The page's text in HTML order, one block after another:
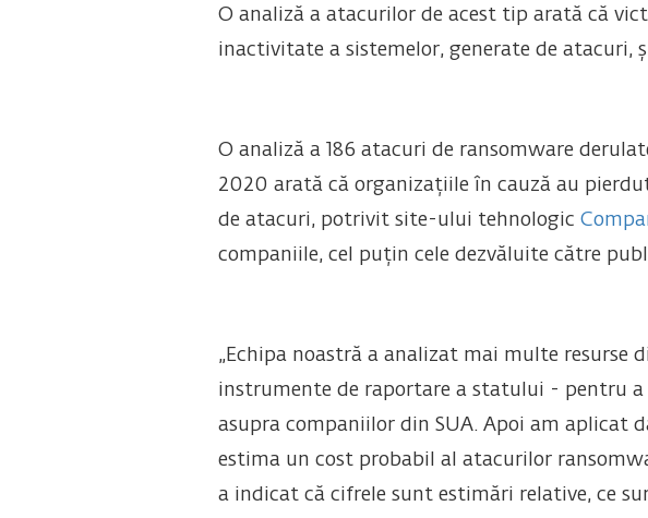
O analiză a atacurilor de acest tip arată că
inactivitate a sistemelor, generate de atacuri,
O analiză a 186 atacuri de ransomware
2020 arată că organizațiile în cauză au
de atacuri, potrivit site-ului tehnologic
companiile, cel puțin cele dezvăluite către
„Echipa noastră a analizat mai multe resurse
instrumente de raportare a statului - pentru
asupra companiilor din SUA. Apoi am aplicat
estima un cost probabil al atacurilor
a indicat că cifrele sunt estimări relative, ce